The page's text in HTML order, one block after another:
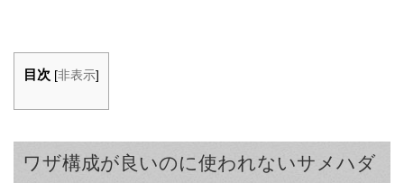
目次 [非表示]
ワザ構成が良いのに使われないサメハダ